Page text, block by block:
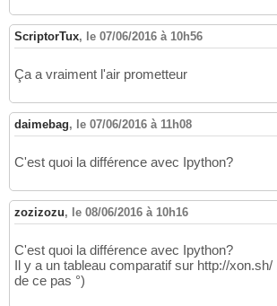
ScriptorTux, le 07/06/2016 à 10h56
Ça a vraiment l'air prometteur
daimebag, le 07/06/2016 à 11h08
C'est quoi la différence avec Ipython?
zozizozu, le 08/06/2016 à 10h16
C'est quoi la différence avec Ipython?
Il y a un tableau comparatif sur http://
de ce pas °)